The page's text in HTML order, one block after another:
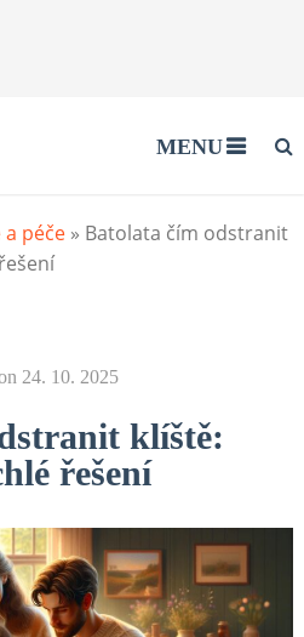
MENU
a péče» Batolata čím odstranit
24. 10. 2025
klíště:
řešení